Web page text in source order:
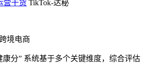
营干货 TikTok-达秘
境电商
康分” 系统基于多个关键维度，综合评估